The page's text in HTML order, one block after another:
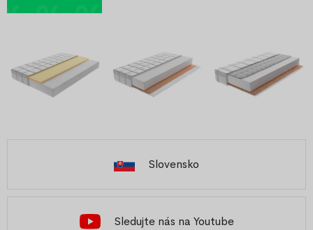
Slovensko
Sledujte nás na Youtube